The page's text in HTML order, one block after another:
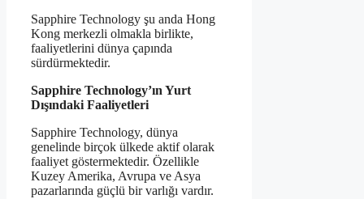
Sapphire Technology şu anda Hong
Kong merkezli olmakla birlikte,
faaliyetlerini dünya çapında
sürdürmektedir.
Sapphire Technology’ın Yurt
Dışındaki Faaliyetleri
Sapphire Technology, dünya
genelinde birçok ülkede aktif olarak
faaliyet göstermektedir. Özellikle
Kuzey Amerika, Avrupa ve Asya
pazarlarında güçlü bir varlığı vardır.